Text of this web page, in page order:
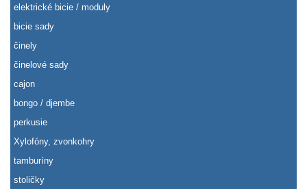
elektrické bicie / moduly
bicie sady
činely
činelové sady
cajon
bongo / djembe
perkusie
Xylofóny, zvonkohry
tamburíny
stoličky